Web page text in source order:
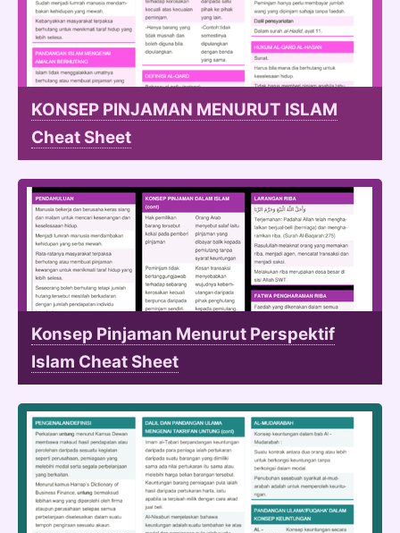
KONSEP PINJAMAN MENURUT ISLAM
Cheat Sheet
Konsep Pinjaman Menurut Perspektif
Islam Cheat Sheet